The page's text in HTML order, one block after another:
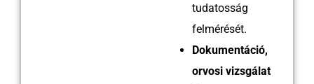
tudatosság
felmérését.
Dokumentáció,
orvosi vizsgálat